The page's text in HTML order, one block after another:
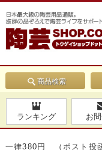
商品検索
ランキング お
円 （ポスト投函は240